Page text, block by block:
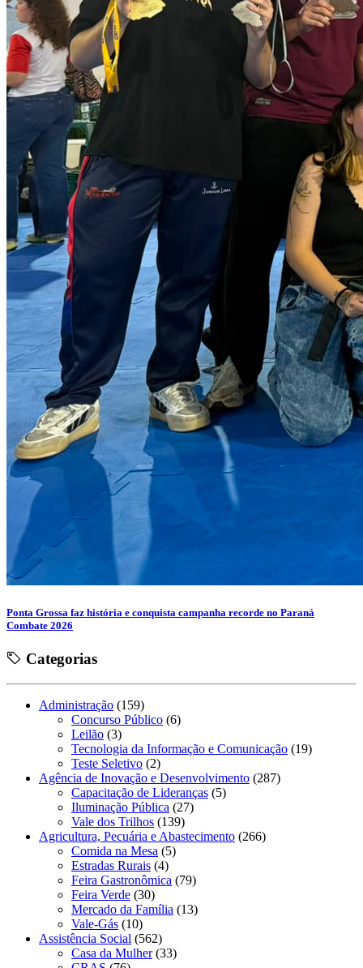
Ponta Grossa faz história e conquista campanha recorde no Paraná
Combate 2026
Categorias
Administração (159)
Concurso Público (6)
Leilão (3)
Tecnologia da Informação e Comunicação (19)
Teste Seletivo (2)
Agência de Inovação e Desenvolvimento (287)
Capacitação de Lideranças (5)
Iluminação Pública (27)
Vale dos Trilhos (139)
Agricultura, Pecuária e Abastecimento (266)
Comida na Mesa (5)
Estradas Rurais (4)
Feira Gastronômica (79)
Feira Verde (30)
Mercado da Família (13)
Vale-Gás (10)
Assistência Social (562)
Casa da Mulher(33)